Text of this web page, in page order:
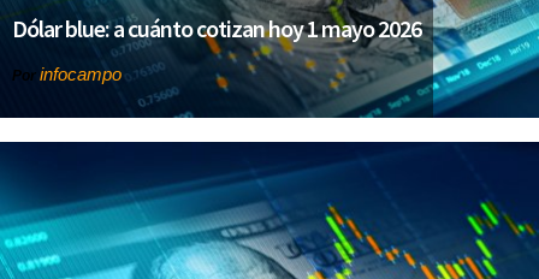
Dólar blue: a cuánto cotizan hoy 1 mayo 2026
Por infocampo